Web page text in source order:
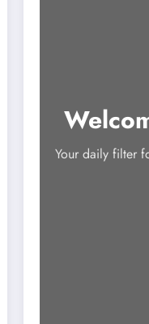
Your daily filter